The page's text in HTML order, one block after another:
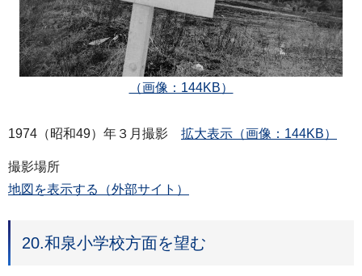
（画像：144KB）
1974（昭和49）年３月撮影 拡大表示（画像：144KB）
撮影場所
地図を表示する（外部サイト）
20.和泉小学校方面を望む